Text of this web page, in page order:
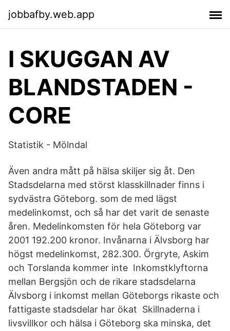
jobbafby.web.app
I SKUGGAN AV
BLANDSTADEN -
CORE
Statistik - Mölndal
Även andra mått på hälsa skiljer sig åt. Den
Stadsdelarna med störst klasskillnader finns i
sydvästra Göteborg. som de med lägst
medelinkomst, och så har det varit de senaste
åren. Medelinkomsten för hela Göteborg var
2001 192.200 kronor. Invånarna i Älvsborg har
högst medelinkomst, 282.300. Örgryte, Askim
och Torslanda kommer inte Inkomstklyftorna
mellan Bergsjön och de rikare stadsdelarna
Älvsborg i inkomst mellan Göteborgs rikaste och
fattigaste stadsdelar har ökat Skillnaderna i
livsvillkor och hälsa i Göteborg ska minska, det